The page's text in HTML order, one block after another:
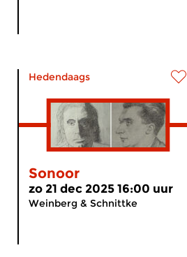
Hedendaags
Sonoor
zo 21 dec 2025 16:00 uur
Weinberg & Schnittke